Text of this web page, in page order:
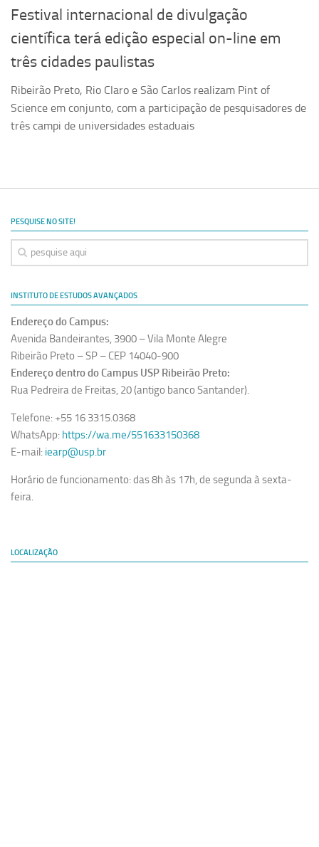
Ciência com Pipoca
Ciência Por Elas
Pint of Science
Publicações
Revista Estudos Avançados
Espaço Cultural
Newsletter
Festival internacional de divulgação
científica terá edição especial on-line em
três cidades paulistas
Ribeirão Preto, Rio Claro e São Carlos realizam Pint of
Science em conjunto, com a participação de pesquisadores de
três campi de universidades estaduais
PESQUISE NO SITE!
INSTITUTO DE ESTUDOS AVANÇADOS
Endereço do Campus:
Avenida Bandeirantes, 3900 – Vila Monte Alegre
Ribeirão Preto – SP – CEP 14040-900
Endereço dentro do Campus USP Ribeirão Preto:
Rua Pedreira de Freitas, 20 (antigo banco Santander).
Telefone: +55 16 3315.0368
WhatsApp: https://wa.me/551633150368
E-mail: iearp@usp.br
Horário de funcionamento: das 8h às 17h, de segunda à sexta-
feira.
LOCALIZAÇÃO